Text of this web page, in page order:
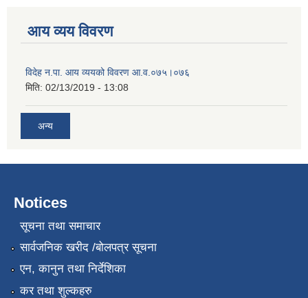
आय व्यय विवरण
विदेह न.पा. आय व्ययको विवरण आ.व.०७५।०७६
मिति: 02/13/2019 - 13:08
अन्य
Notices
सूचना तथा समाचार
सार्वजनिक खरीद /बोलपत्र सूचना
एन, कानुन तथा निर्देशिका
कर तथा शुल्कहरु